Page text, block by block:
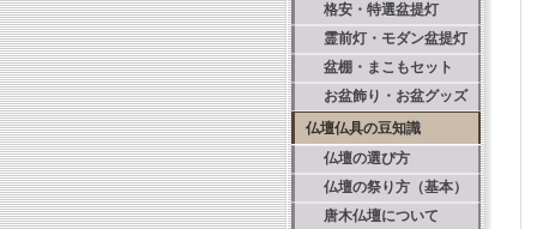
格安・特選盆提灯
霊前灯・モダン盆提灯
盆棚・まこもセット
お盆飾り・お盆グッズ
仏壇仏具の豆知識
仏壇の選び方
仏壇の祭り方（基本）
唐木仏壇について